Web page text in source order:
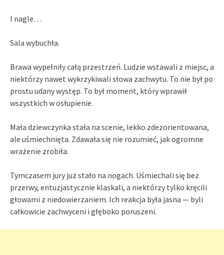
I nagle…
Sala wybuchła.
Brawa wypełniły całą przestrzeń. Ludzie wstawali z miejsc, a
niektórzy nawet wykrzykiwali słowa zachwytu. To nie był po
prostu udany występ. To był moment, który wprawił
wszystkich w osłupienie.
Mała dziewczynka stała na scenie, lekko zdezorientowana,
ale uśmiechnięta. Zdawała się nie rozumieć, jak ogromne
wrażenie zrobiła.
Tymczasem jury już stało na nogach. Uśmiechali się bez
przerwy, entuzjastycznie klaskali, a niektórzy tylko kręcili
głowami z niedowierzaniem. Ich reakcja była jasna — byli
całkowicie zachwyceni i głęboko poruszeni.